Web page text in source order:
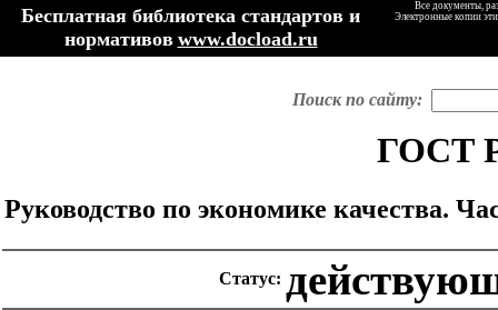
Бесплатная библиотека стандартов и
нормативов www.docload.ru
Все документы,
Электронные копии
Поиск по сайту:
ГОСТ Р
Руководство по экономике качества.
Статус: